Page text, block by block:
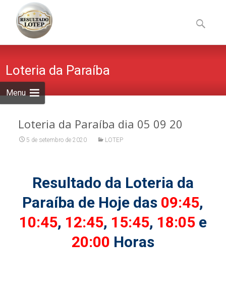
Menu
to
content
por:
Loteria da Paraíba
Loteria da Paraíba dia 05 09 20
5 de setembro de 2020 LOTEP
Resultado da Loteria da
Paraíba de Hoje das 09:45,
10:45, 12:45, 15:45, 18:05 e
20:00 Horas